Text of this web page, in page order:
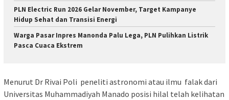
PLN Electric Run 2026 Gelar November, Target Kampanye
Hidup Sehat dan Transisi Energi
Warga Pasar Inpres Manonda Palu Lega, PLN Pulihkan Listrik
Pasca Cuaca Ekstrem
Menurut Dr Rivai Poli peneliti astronomi atau ilmu falak dari
Universitas Muhammadiyah Manado posisi hilal telah kelihatan